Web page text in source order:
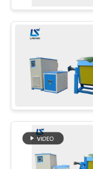
RICHIEDA
UNA
CITAZIONE
MAPPA
DEL
SITO